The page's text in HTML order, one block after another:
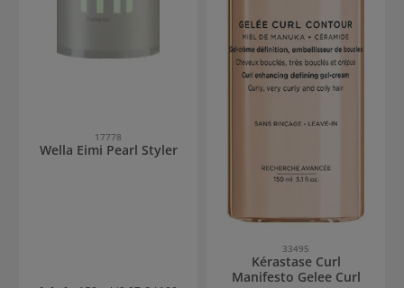
17778
Wella Eimi Pearl Styler
33495
Kérastase Curl
Manifesto Gelee Curl